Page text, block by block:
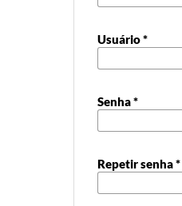
Usuário*
Senha*
Repetir senha*